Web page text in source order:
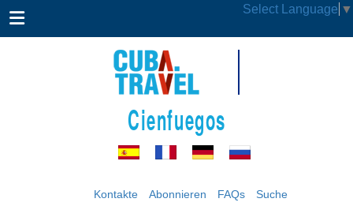
Select Language ▼
Cienfuegos
Kontakte Abonnieren FAQs Suche